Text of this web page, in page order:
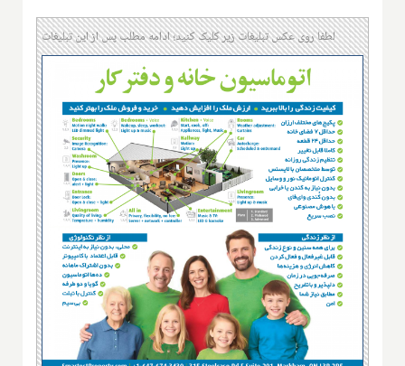
لطفا روی عکس تبلیغات زیر کلیک کنید؛ ادامه مطلب پس از این تبلیغات